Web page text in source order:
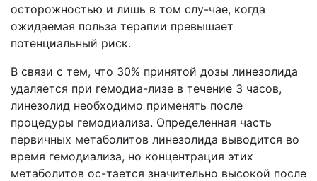
осторожностью и лишь в том слу-чае, когда
ожидаемая польза терапии превышает
потенциальный риск.
В связи с тем, что 30% принятой дозы линезолида
удаляется при гемодиа-лизе в течение 3 часов,
линезолид необходимо применять после
процедуры гемодиализа. Определенная часть
первичных метаболитов линезолида выводится во
время гемодиализа, но концентрация этих
метаболитов ос-тается значительно высокой после